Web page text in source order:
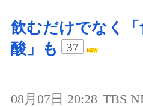
飲むだけでなく
酸」も
37
08月07日 20:28 TBS